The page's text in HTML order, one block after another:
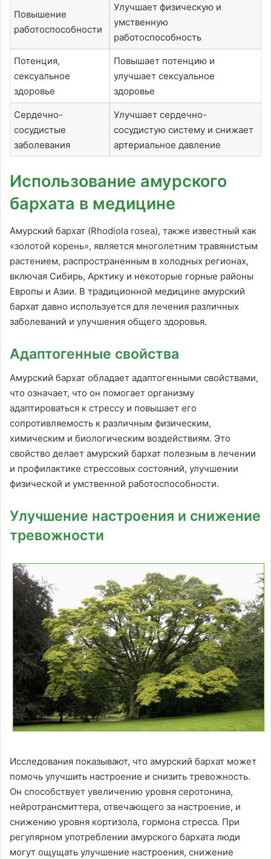
Повышение
работоспособности
Улучшает физическую и
умственную
работоспособность
Потенция,
сексуальное
здоровье
Повышает потенцию и
улучшает сексуальное
здоровье
Сердечно-
сосудистые
заболевания
Улучшает сердечно-
сосудистую систему и снижает
артериальное давление
Использование амурского
бархата в медицине
Амурский бархат (Rhodiola rosea), также известный как
«золотой корень», является многолетним травянистым
растением, распространенным в холодных регионах,
включая Сибирь, Арктику и некоторые горные районы
Европы и Азии. В традиционной медицине амурский
бархат давно используется для лечения различных
заболеваний и улучшения общего здоровья.
Адаптогенные свойства
Амурский бархат обладает адаптогенными свойствами,
что означает, что он помогает организму
адаптироваться к стрессу и повышает его
сопротивляемость к различным физическим,
химическим и биологическим воздействиям. Это
свойство делает амурский бархат полезным в лечении
и профилактике стрессовых состояний, улучшении
физической и умственной работоспособности.
Улучшение настроения и снижение
тревожности
Исследования показывают, что амурский бархат может
помочь улучшить настроение и снизить тревожность.
Он способствует увеличению уровня серотонина,
нейротрансмиттера, отвечающего за настроение, и
снижению уровня кортизола, гормона стресса. При
регулярном употреблении амурского бархата люди
могут ощущать улучшение настроения, снижение